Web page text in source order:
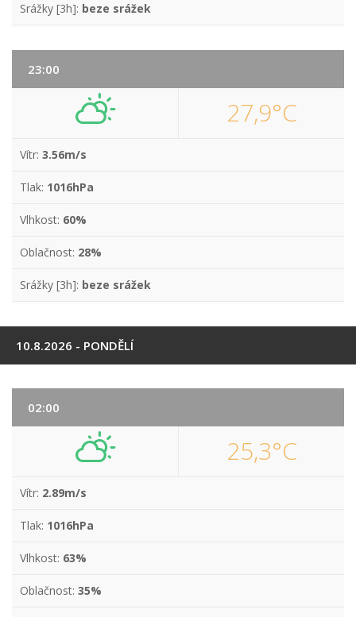
Srážky [3h]: beze srážek
23:00
27,9°C
Vítr: 3.56m/s
Tlak: 1016hPa
Vlhkost: 60%
Oblačnost: 28%
Srážky [3h]: beze srážek
10.8.2026 - PONDĚLÍ
02:00
25,3°C
Vítr: 2.89m/s
Tlak: 1016hPa
Vlhkost: 63%
Oblačnost: 35%